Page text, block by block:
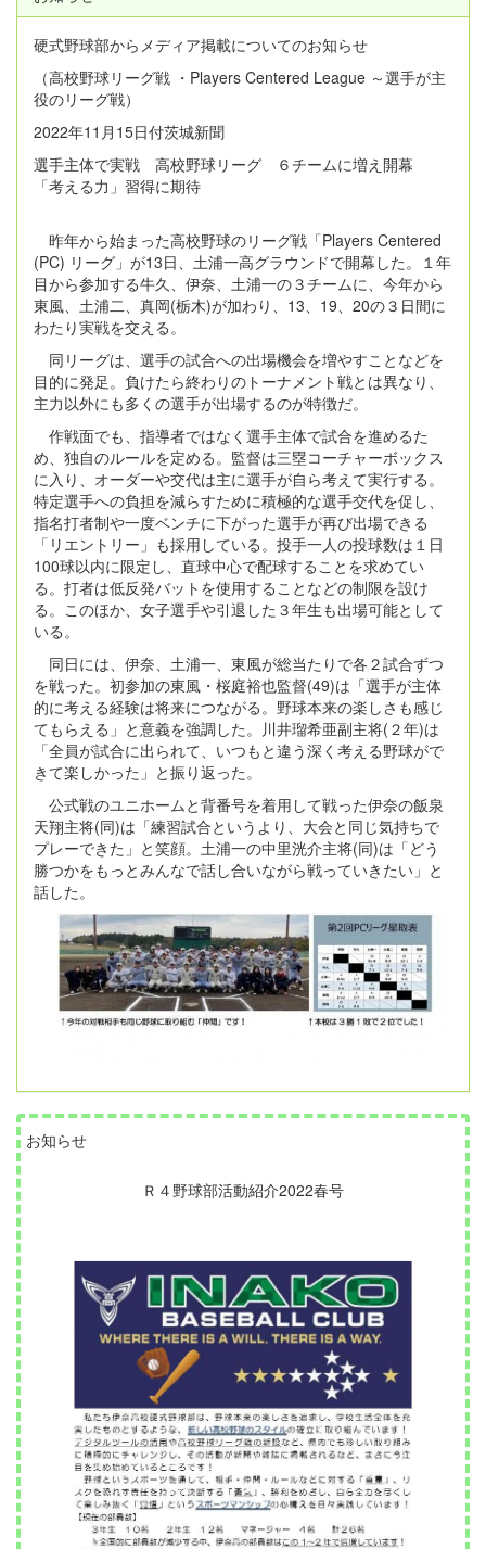
硬式野球部からメディア掲載についてのお知らせ
（高校野球リーグ戦 ・Players Centered League ～選手が主
役のリーグ戦）
2022年11月15日付茨城新聞
選手主体で実戦 高校野球リーグ ６チームに増え開幕
「考える力」習得に期待
昨年から始まった高校野球のリーグ戦「Players Centered
(PC) リーグ」が13日、土浦一高グラウンドで開幕した。１年
目から参加する牛久、伊奈、土浦一の３チームに、今年から
東風、土浦二、真岡(栃木)が加わり、13、19、20の３日間に
わたり実戦を交える。
同リーグは、選手の試合への出場機会を増やすことなどを
目的に発足。負けたら終わりのトーナメント戦とは異なり、
主力以外にも多くの選手が出場するのが特徴だ。
作戦面でも、指導者ではなく選手主体で試合を進めるた
め、独自のルールを定める。監督は三塁コーチャーボックス
に入り、オーダーや交代は主に選手が自ら考えて実行する。
特定選手への負担を減らすために積極的な選手交代を促し、
指名打者制や一度ベンチに下がった選手が再び出場できる
「リエントリー」も採用している。投手一人の投球数は１日
100球以内に限定し、直球中心で配球することを求めてい
る。打者は低反発バットを使用することなどの制限を設け
る。このほか、女子選手や引退した３年生も出場可能として
いる。
同日には、伊奈、土浦一、東風が総当たりで各２試合ずつ
を戦った。初参加の東風・桜庭裕也監督(49)は「選手が主体
的に考える経験は将来につながる。野球本来の楽しさも感じ
てもらえる」と意義を強調した。川井瑠希亜副主将(２年)は
「全員が試合に出られて、いつもと違う深く考える野球がで
きて楽しかった」と振り返った。
公式戦のユニホームと背番号を着用して戦った伊奈の飯泉
天翔主将(同)は「練習試合というより、大会と同じ気持ちで
プレーできた」と笑顔。土浦一の中里洸介主将(同)は「どう
勝つかをもっとみんなで話し合いながら戦っていきたい」と
話した。
お知らせ
Ｒ４野球部活動紹介2022春号